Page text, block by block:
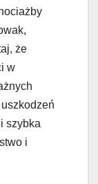
że
w
szybka
i